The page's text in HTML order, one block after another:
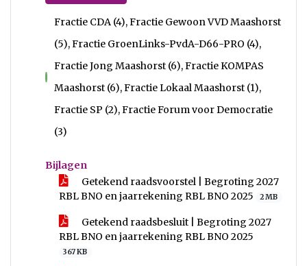
voor
Fractie CDA (4), Fractie Gewoon VVD Maashorst
(5), Fractie GroenLinks-PvdA-D66-PRO (4),
Fractie Jong Maashorst (6), Fractie KOMPAS
Maashorst (6), Fractie Lokaal Maashorst (1),
Fractie SP (2), Fractie Forum voor Democratie
(3)
Bijlagen
Getekend raadsvoorstel | Begroting 2027
RBL BNO en jaarrekening RBL BNO 2025
2 MB
Getekend raadsbesluit | Begroting 2027
RBL BNO en jaarrekening RBL BNO 2025
367 KB